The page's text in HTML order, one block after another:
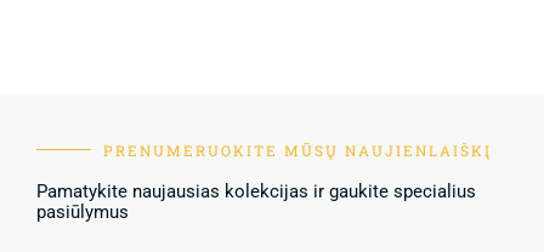
PRENUMERUOKITE MŪSŲ NAUJIENLAIŠKĮ
Pamatykite naujausias kolekcijas ir gaukite specialius
pasiūlymus